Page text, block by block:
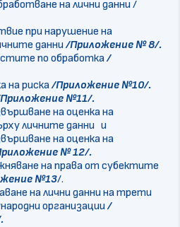
на лични данни /
при нарушение на
данни/Приложение № 8/.
по обработка/
на риска/Приложение №10/.
№11/.
на оценка на
личните данни и
на оценка на
№ 12/.
на права от субектите
№13/.
на лични данни на трети
организации/